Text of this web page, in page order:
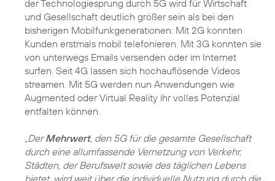
der Technologiesprung durch 5G wird für Wirtschaft
und Gesellschaft deutlich größer sein als bei den
bisherigen Mobilfunkgenerationen: Mit 2G konnten
Kunden erstmals mobil telefonieren. Mit 3G konnten sie
von unterwegs Emails versenden oder im Internet
surfen. Seit 4G lassen sich hochauflösende Videos
streamen. Mit 5G werden nun Anwendungen wie
Augmented oder Virtual Reality ihr volles Potenzial
entfalten können.
„DerMehrwert, den 5G für die gesamte Gesellschaft
durch eine allumfassende Vernetzung von Verkehr,
Städten, der Berufswelt sowie des täglichen Lebens
bietet, wird weit über die individuelle Nutzung durch die